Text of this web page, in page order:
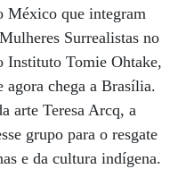
México que integram
Surrealistas no
Instituto Tomie Ohtake,
agora chega a Brasília.
arte Teresa Arcq, a
grupo para o resgate
e da cultura indígena.